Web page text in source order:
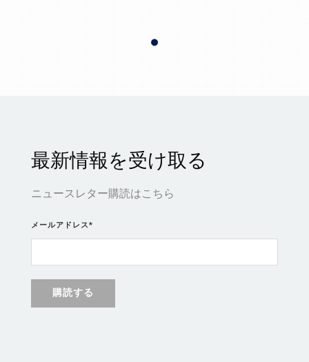
最新情報を受け取る
ニュースレター購読はこちら
メールアドレス*